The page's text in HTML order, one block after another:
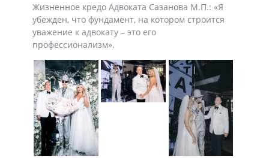
Жизненное кредо Адвоката Сазанова М.П.: «Я
убежден, что фундамент, на котором строится
уважение к адвокату – это его
профессионализм».